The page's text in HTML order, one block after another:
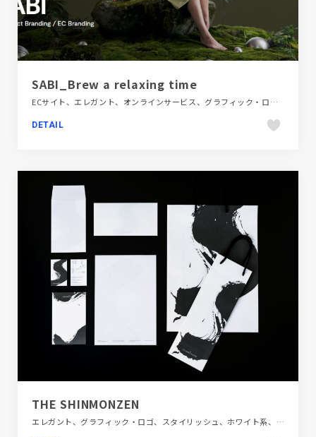
SABI_Brew a relaxing time
ECサイト、エレガント、オンラインサービス、グラフィック・ロゴ、グリーン系、テクノロジー・サイエンス、ファッション・ビューティー、ブランド・サービスサイト、医療・ヘルスケア、商品紹介、大きめ写真、映像、飲料・食品
DETAIL
THE SHINMONZEN
エレガント、グラフィック・ロゴ、スタイリッシュ、ホワイト系、単色・モノクロ、大きめ写真、施設・店舗サイト、旅行・ホテル・観光、映像